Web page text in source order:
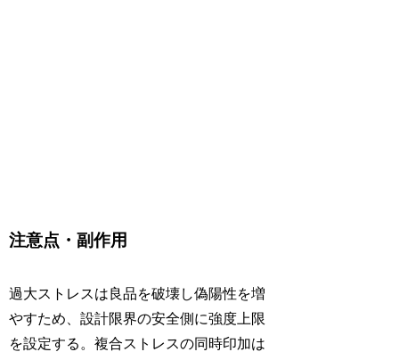
注意点・副作用
過大ストレスは良品を破壊し偽陽性を増
やすため、設計限界の安全側に強度上限
を設定する。複合ストレスの同時印加は